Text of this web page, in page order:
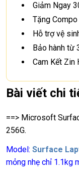
Giảm Ngay
Tặng
Hỗ trợ vệ
Bảo hành từ
Cam Kết Zin
Bài viết chi
==> Microsoft
256G.
Model: Surface
mỏng nhẹ chỉ 1.1kg